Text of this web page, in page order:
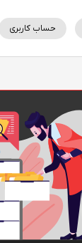
حساب کاربری